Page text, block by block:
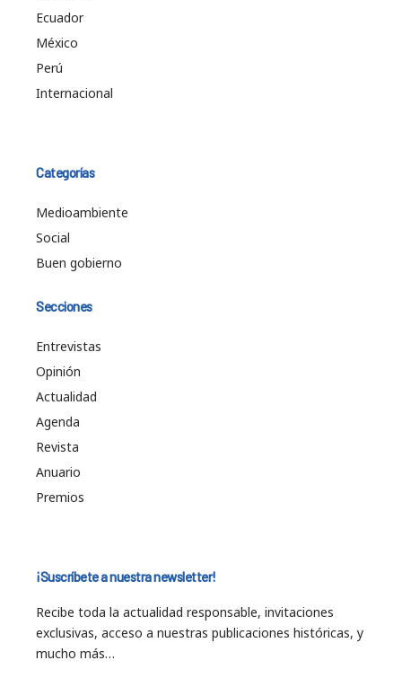
Ecuador
México
Perú
Internacional
Categorías
Medioambiente
Social
Buen gobierno
Secciones
Entrevistas
Opinión
Actualidad
Agenda
Revista
Anuario
Premios
¡Suscríbete a nuestra newsletter!
Recibe toda la actualidad responsable, invitaciones
exclusivas, acceso a nuestras publicaciones históricas, y
mucho más…